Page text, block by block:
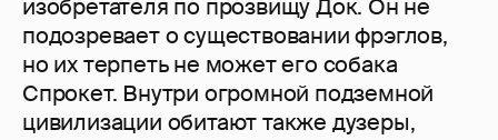
изобретателя по прозвищу Док. Он не
подозревает о существовании фрэглов,
но их терпеть не может его собака
Спрокет. Внутри огромной подземной
цивилизации обитают также дузеры,